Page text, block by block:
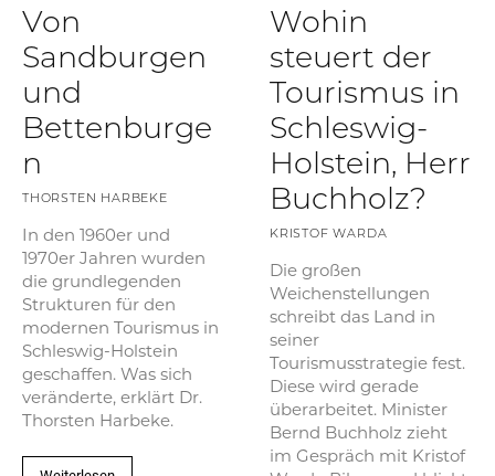
Von
Sandburgen
und
Bettenburge
n
THORSTEN HARBEKE
In den 1960er und
1970er Jahren wurden
die grundlegenden
Strukturen für den
modernen Tourismus in
Schleswig-Holstein
geschaffen. Was sich
veränderte, erklärt Dr.
Thorsten Harbeke.
Wohin
steuert der
Tourismus in
Schleswig-
Holstein, Herr
Buchholz?
KRISTOF WARDA
Die großen
Weichenstellungen
schreibt das Land in
seiner
Tourismusstrategie fest.
Diese wird gerade
überarbeitet. Minister
Bernd Buchholz zieht
im Gespräch mit Kristof